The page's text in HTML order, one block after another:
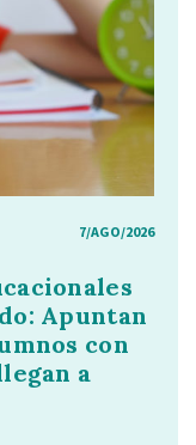
7/AGO/2026
Apuntan
con
a